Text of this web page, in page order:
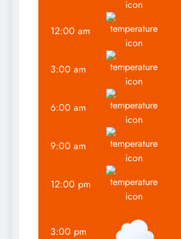
12:00 am
3:00 am
6:00 am
9:00 am
12:00 pm
3:00 pm